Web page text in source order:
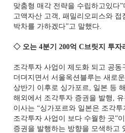
맞춤형 매각 전략을 수립하고있다
고액자산 고객, 패밀리오피스와 접
박차를 가하겠다”고 말했다.
◇ 오는 4분기 200억 C브릿지 투자
조각투자 사업이 제도화 되고 공동
더뎌지면서 서울옥션블루는 새로
상반기 이후로 싱가포르, 일본 등
해외에서 조각투자 증권을 발행,
이사는 “싱가포르와 일본은 조각
조각투자 사업이 보다 수월한 곳”
증권을 발행하는 방향을 모색하고